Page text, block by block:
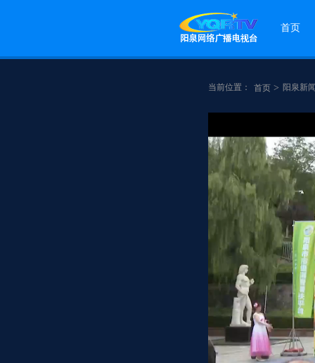
首页
当前位置： 首页 > 阳泉新